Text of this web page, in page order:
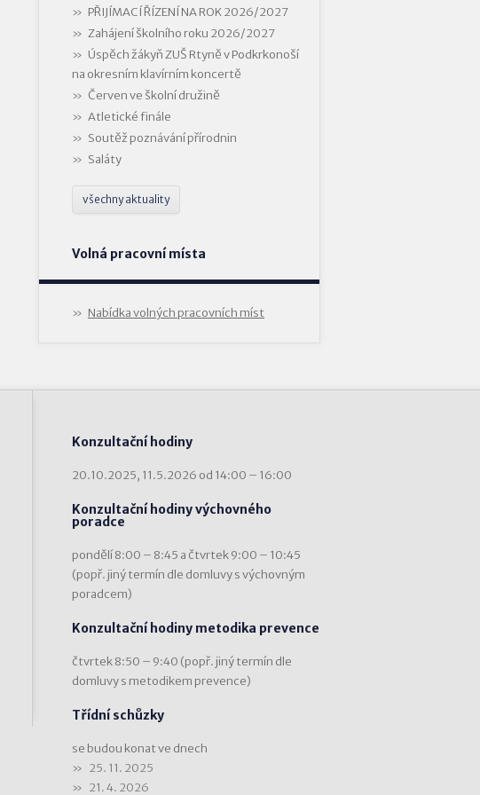
PŘIJÍMACÍ ŘÍZENÍ NA ROK 2026/2027
Zahájení školního roku 2026/2027
Úspěch žákyň ZUŠ Rtyně v Podkrkonoší
na okresním klavírním koncertě
Červen ve školní družině
Atletické finále
Soutěž poznávání přírodnin
Saláty
všechny aktuality
Volná pracovní místa
Nabídka volných pracovních míst
Konzultační hodiny
20.10.2025, 11.5.2026 od 14:00 – 16:00
Konzultační hodiny výchovného
poradce
pondělí 8:00 – 8:45 a čtvrtek 9:00 – 10:45
(popř. jiný termín dle domluvy s výchovným
poradcem)
Konzultační hodiny metodika prevence
čtvrtek 8:50 – 9:40 (popř. jiný termín dle
domluvy s metodikem prevence)
Třídní schůzky
se budou konat ve dnech
25. 11. 2025
21. 4. 2026